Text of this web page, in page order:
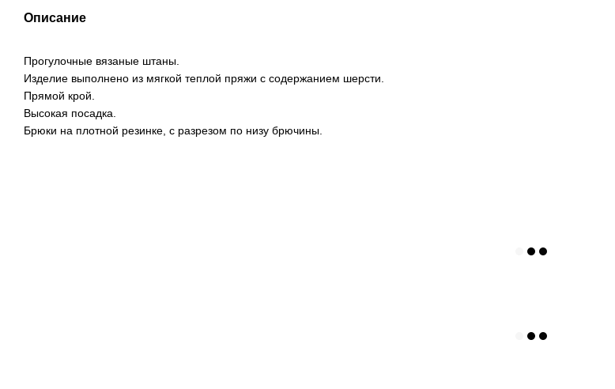
Описание
Прогулочные вязаные штаны.
Изделие выполнено из мягкой теплой пряжи с содержанием шерсти.
Прямой крой.
Высокая посадка.
Брюки на плотной резинке, с разрезом по низу брючины.